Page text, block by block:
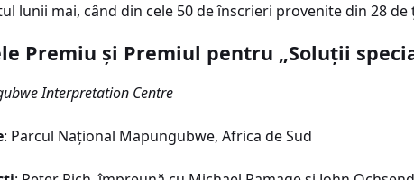
lunii mai, când din cele 50 de înscrieri provenite din 28
Premiu şi Premiul pentru „Soluţii
Interpretation Centre
: Parcul Naţional Mapungubwe, Africa de Sud